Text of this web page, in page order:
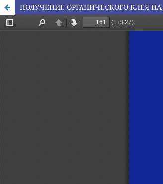
ПОЛУЧЕНИЕ ОРГАНИЧЕСКОГО КЛЕЯ